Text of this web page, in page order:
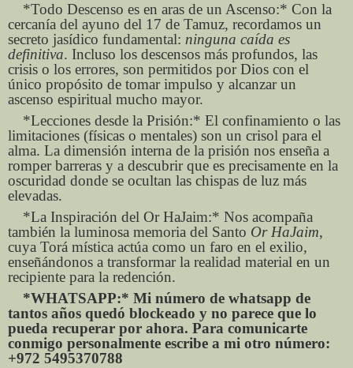
*Todo Descenso es en aras de un Ascenso:* Con la
cercanía del ayuno del 17 de Tamuz, recordamos un
secreto jasídico fundamental: ninguna caída es
definitiva. Incluso los descensos más profundos, las
crisis o los errores, son permitidos por Dios con el
único propósito de tomar impulso y alcanzar un
ascenso espiritual mucho mayor.
*Lecciones desde la Prisión:* El confinamiento o las
limitaciones (físicas o mentales) son un crisol para el
alma. La dimensión interna de la prisión nos enseña a
romper barreras y a descubrir que es precisamente en la
oscuridad donde se ocultan las chispas de luz más
elevadas.
*La Inspiración del Or HaJaim:* Nos acompaña
también la luminosa memoria del Santo Or HaJaim,
cuya Torá mística actúa como un faro en el exilio,
enseñándonos a transformar la realidad material en un
recipiente para la redención.
*WHATSAPP:* Mi número de whatsapp de
tantos años quedó blockeado y no parece que lo
pueda recuperar por ahora. Para comunicarte
conmigo personalmente escribe a mi otro número:
+972 5495370788